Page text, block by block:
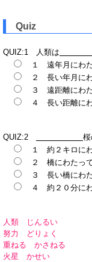
Quiz
QUIZ:1 人類は
１ 遠年月にわ
２ 長い年月に
３ 遠距離にわ
４ 長い距離に
QUIZ:2
桜
１ 約２キロに
２ 橋にわたっ
３ 長い橋にわ
４ 約２０分に
人類 じんるい
努力 どりょく
重ねる かさねる
火星 かせい